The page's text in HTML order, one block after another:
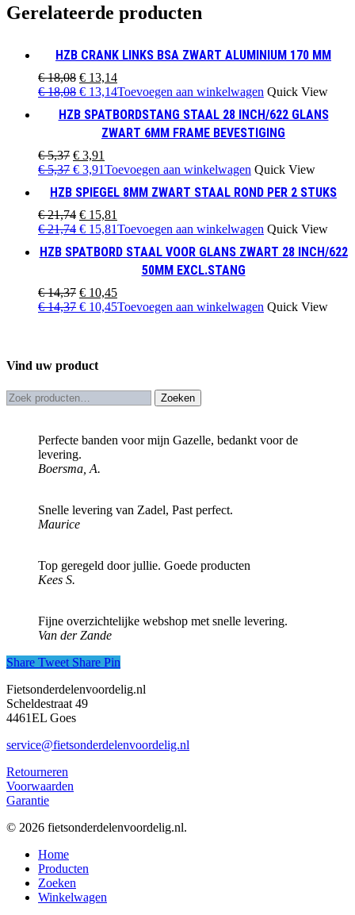
Gerelateerde producten
HZB CRANK LINKS BSA ZWART ALUMINIUM 170 MM
€18,08 Oorspronkelijke
prijs
€ 18,08.
€ 13,14Huidige
prijs
€ 13,14.
€18,08 Oorspronkelijke
was:
€ 18,08.
€ 13,14Huidige
is:
€ 13,14.
Toevoegen aan winkelwagen Quick View
HZB SPATBORDSTANG STAAL 28 INCH/622 GLANS
ZWART 6MM FRAME BEVESTIGING
€5,37 Oorspronkelijke
prijs
€ 5,37.
€ 3,91
prijs
€ 3,91.
€5,37 Oorspronkelijke
was:
€ 5,37.
€ 3,91Huidige
is:
€ 3,91.
Toevoegen aan winkelwagen Quick View
HZB SPIEGEL 8MM ZWART STAAL ROND PER 2 STUKS
€21,74 Oorspronkelijke
prijs
€ 21,74.
€ 15,81
prijs
€ 15,81.
€21,74 Oorspronkelijke
was:
€ 15,81Huidige
is:
€ 15,81.
Toevoegen aan winkelwagen Quick View
HZB SPATBORD STAAL VOOR GLANS ZWART 28 INCH/622
50MM EXCL.STANG
€14,37 Oorspronkelijke
prijs
€ 10,45Huidige
prijs
€14,37 Oorspronkelijke
€ 10,45Huidige
Toevoegen aan winkelwagen Quick View
Vind uw product
Zoeken
naar:
Zoeken
Perfecte banden voor mijn Gazelle, bedankt voor de
levering.
Boersma, A.
Snelle levering van Zadel, Past perfect.
Maurice
Top geregeld door jullie. Goede producten
Kees S.
Fijne overzichtelijke webshop met snelle levering.
Van der Zande
Share Tweet Share Pin
Fietsonderdelenvoordelig.nl
Scheldestraat 49
4461EL Goes
service@fietsonderdelenvoordelig.nl
Retourneren
Voorwaarden
Garantie
© 2026 fietsonderdelenvoordelig.nl.
Close
Menu
Home
Producten
Zoeken
Winkelwagen